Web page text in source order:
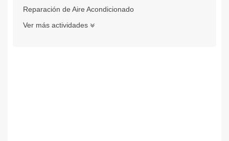
Reparación de Aire Acondicionado
Ver más actividades